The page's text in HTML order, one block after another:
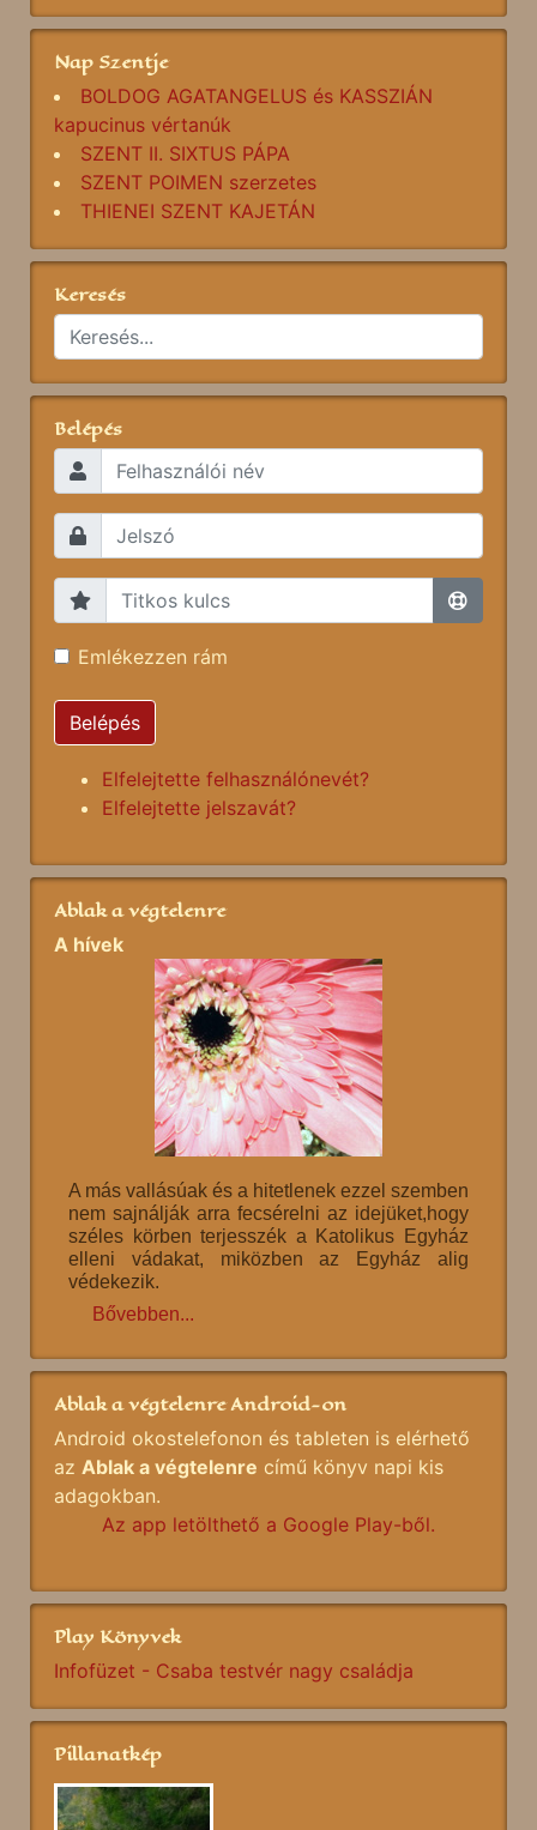
Nap Szentje
BOLDOG AGATANGELUS és KASSZIÁN
kapucinus vértanúk
SZENT II. SIXTUS PÁPA
SZENT POIMEN szerzetes
THIENEI SZENT KAJETÁN
Keresés
Belépés
Emlékezzen rám
Belépés
Elfelejtette felhasználónevét?
Elfelejtette jelszavát?
Ablak a végtelenre
A hívek
A más vallásúak és a hitetlenek ezzel szemben
nem sajnálják arra fecsérelni az idejüket,hogy
széles körben terjesszék a Katolikus Egyház
elleni vádakat, miközben az Egyház alig
védekezik.
Bővebben...
Ablak a végtelenre Android-on
Android okostelefonon és tableten is elérhető
az Ablak a végtelenre című könyv napi kis
adagokban.
Az app letölthető a Google Play-ből.
Play Könyvek
Infofüzet - Csaba testvér nagy családja
Pillanatkép